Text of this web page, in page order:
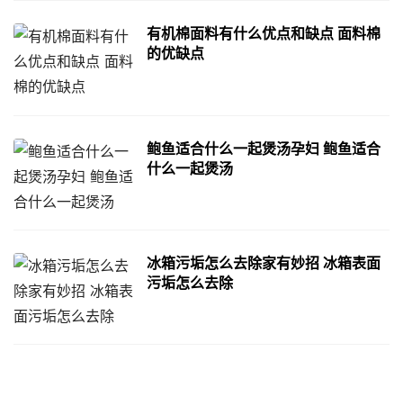
有机棉面料有什么优点和缺点 面料棉
的优缺点
鲍鱼适合什么一起煲汤孕妇 鲍鱼适合
什么一起煲汤
冰箱污垢怎么去除家有妙招 冰箱表面
污垢怎么去除